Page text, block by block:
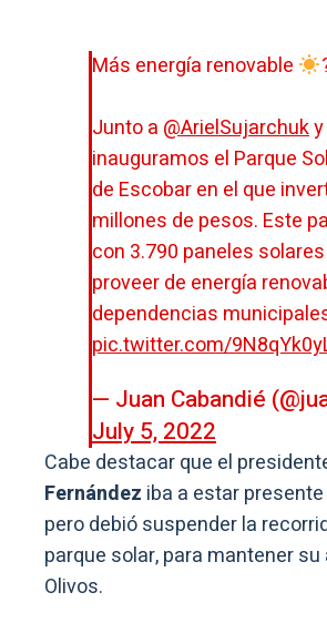
Más energía renovable
Junto a @ArielSujarchuky
inauguramos el Parque
de Escobar en el que
millones de pesos. Este
con 3.790 paneles
proveer de energía
dependencias
pic.twitter.com/
— Juan Cabandié
July 5, 2022
Cabe destacar que el
Fernández iba a estar
pero debió suspender la
parque solar, para mantener su
Olivos.